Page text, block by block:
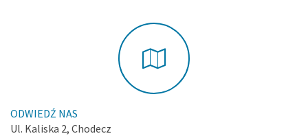
ODWIEDŹ NAS
Ul. Kaliska 2, Chodecz